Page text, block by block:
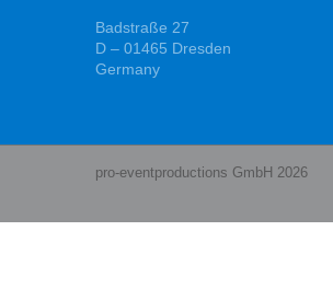
Badstraße 27
D – 01465 Dresden
Germany
pro-eventproductions GmbH 2026